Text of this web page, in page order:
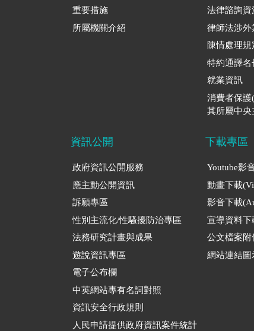
重要措施
所屬機關介紹
法律諮詢資
律師法涉外
陳情處理規
特約通譯名
就業資訊
消費者保護
其所屬中央
資訊公開
政府資訊公開服務
應主動公開資訊
訴願專區
性別主流化/性騷擾防治專區
法務研究計畫與成果
遊說資訊專區
電子公布欄
中英網站專有名詞對照
資訊安全行政規則
人民申請提供政府資訊案件統計
下載專區
Youtube影
動畫下載
影音下載
宣導資料下
公文檔案附
網站連結圖